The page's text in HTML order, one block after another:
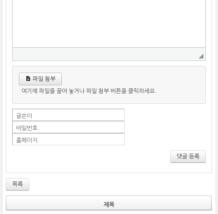
파일 첨부
여기에 파일을 끌어 놓거나 파일 첨부 버튼을 클릭하세요.
글쓴이
비밀번호
홈페이지
댓글 등록
목록
제목